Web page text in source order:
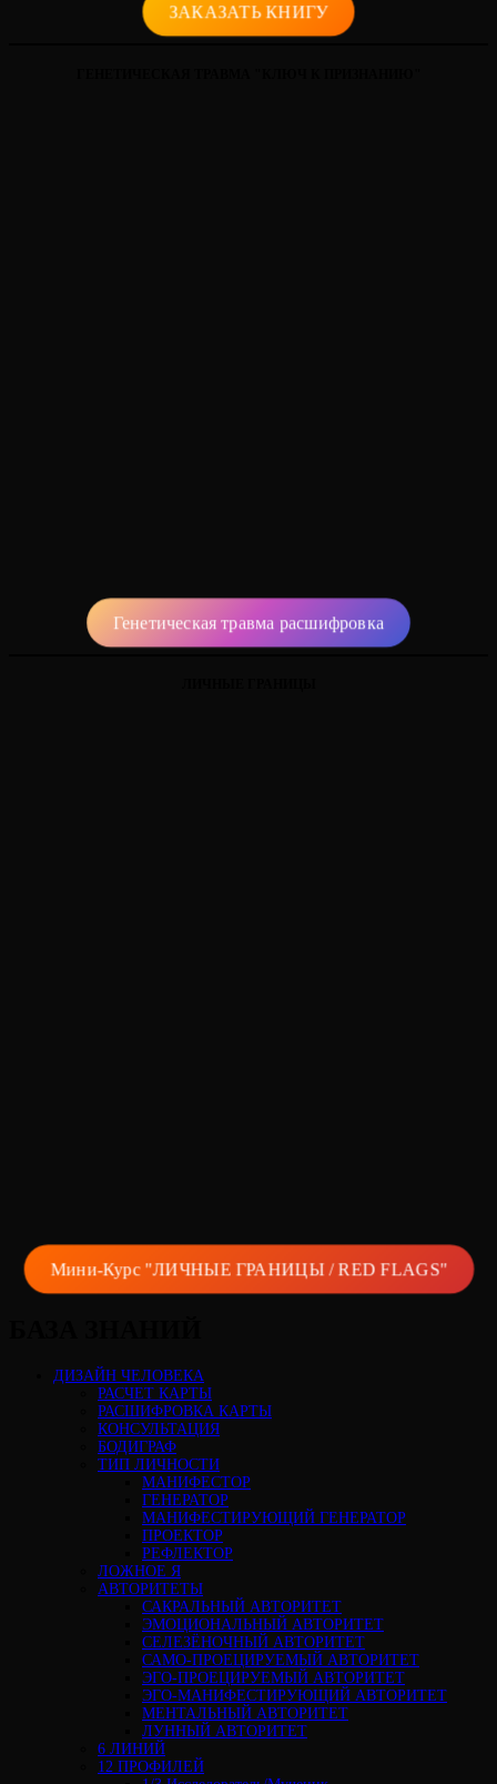
ЗАКАЗАТЬ КНИГУ
Генетическая травма расшифровка
Мини-Курс "ЛИЧНЫЕ ГРАНИЦЫ / RED FLAGS"
ДИЗАЙН ЧЕЛОВЕКА
РАСЧЕТ КАРТЫ
РАСШИФРОВКА КАРТЫ
КОНСУЛЬТАЦИЯ
БОДИГРАФ
ТИП ЛИЧНОСТИ
МАНИФЕСТОР
ГЕНЕРАТОР
МАНИФЕСТИРУЮЩИЙ ГЕНЕРАТОР
ПРОЕКТОР
РЕФЛЕКТОР
ЛОЖНОЕ Я
АВТОРИТЕТЫ
САКРАЛЬНЫЙ АВТОРИТЕТ
ЭМОЦИОНАЛЬНЫЙ АВТОРИТЕТ
СЕЛЕЗЁНОЧНЫЙ АВТОРИТЕТ
САМО-ПРОЕЦИРУЕМЫЙ АВТОРИТЕТ
ЭГО-ПРОЕЦИРУЕМЫЙ АВТОРИТЕТ
ЭГО-МАНИФЕСТИРУЮЩИЙ АВТОРИТЕТ
МЕНТАЛЬНЫЙ АВТОРИТЕТ
ЛУННЫЙ АВТОРИТЕТ
6 ЛИНИЙ
12 ПРОФИЛЕЙ